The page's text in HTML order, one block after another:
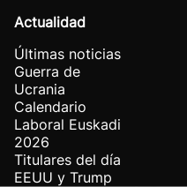
Actualidad
Últimas noticias
Guerra de
Ucrania
Calendario
Laboral Euskadi
2026
Titulares del día
EEUU y Trump